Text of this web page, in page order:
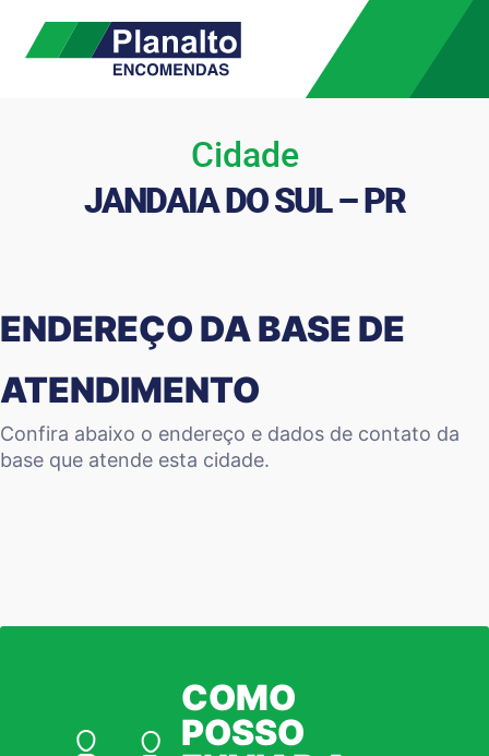
Cidade
JANDAIA DO SUL – PR
ENDEREÇO DA BASE DE
ATENDIMENTO
Confira abaixo o endereço e dados de contato da
base que atende esta cidade.
COMO
POSSO